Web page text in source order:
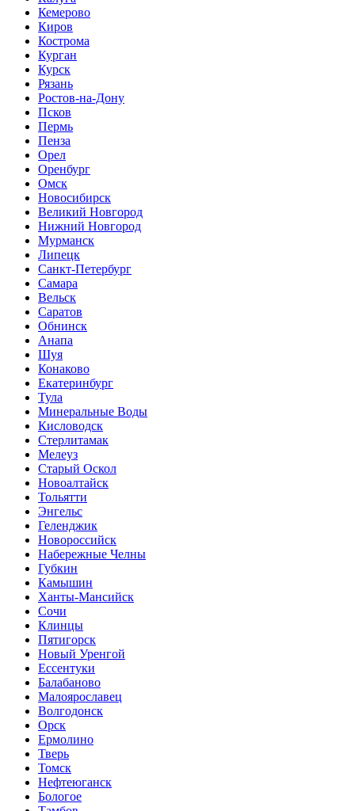
Кемерово
Киров
Кострома
Курган
Курск
Рязань
Ростов-на-Дону
Псков
Пермь
Пенза
Орел
Оренбург
Омск
Новосибирск
Великий Новгород
Нижний Новгород
Мурманск
Липецк
Санкт-Петербург
Самара
Вельск
Саратов
Обнинск
Анапа
Шуя
Конаково
Екатеринбург
Тула
Минеральные Воды
Кисловодск
Стерлитамак
Мелеуз
Старый Оскол
Новоалтайск
Тольятти
Энгельс
Геленджик
Новороссийск
Набережные Челны
Губкин
Камышин
Ханты-Мансийск
Сочи
Клинцы
Пятигорск
Новый Уренгой
Ессентуки
Балабаново
Малоярославец
Волгодонск
Орск
Ермолино
Тверь
Томск
Нефтеюганск
Бологое